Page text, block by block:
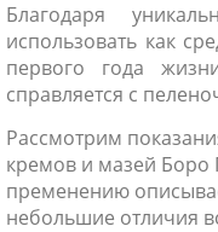
Благодаря
использовать как
первого года
справляется с
Рассмотрим
кремов и мазей Боро
пременению
небольшие отличия